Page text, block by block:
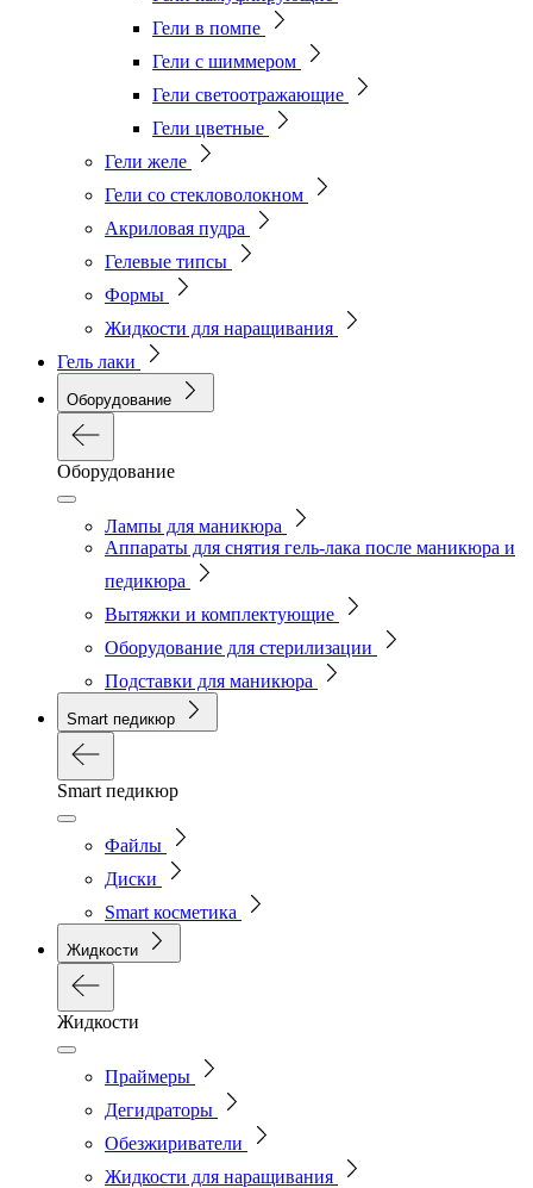
Гели в помпе
Гели с шиммером
Гели светоотражающие
Гели цветные
Гели желе
Гели со стекловолокном
Акриловая пудра
Гелевые типсы
Формы
Жидкости для наращивания
Гель лаки
Оборудование
Оборудование
Лампы для маникюра
Аппараты для снятия гель-лака после маникюра и
педикюра
Вытяжки и комплектующие
Оборудование для стерилизации
Подставки для маникюра
Smart педикюр
Smart педикюр
Файлы
Диски
Smart косметика
Жидкости
Жидкости
Праймеры
Дегидраторы
Обезжириватели
Жидкости для наращивания